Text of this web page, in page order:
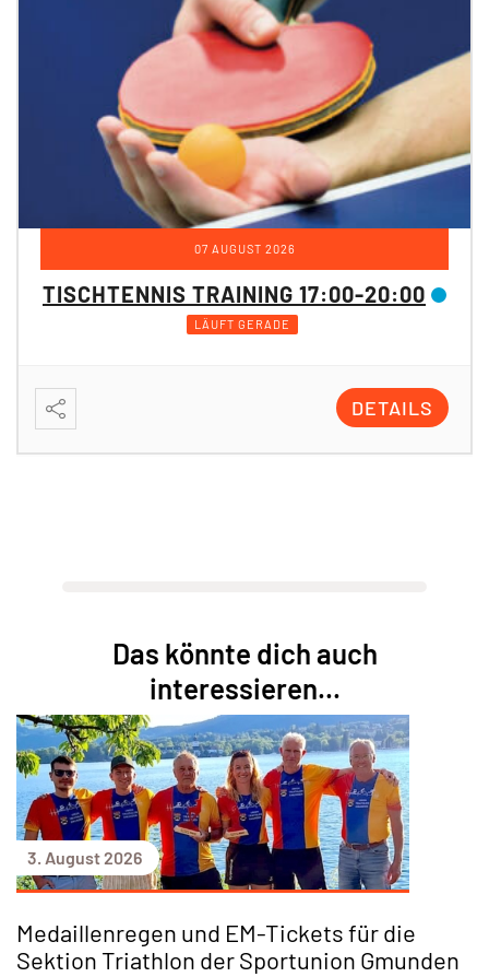
07 AUGUST 2026
TISCHTENNIS TRAINING 17:00-20:00
LÄUFT GERADE
DETAILS
Das könnte dich auch
interessieren...
3. August 2026
Medaillenregen und EM-Tickets für die
Sektion Triathlon der Sportunion Gmunden